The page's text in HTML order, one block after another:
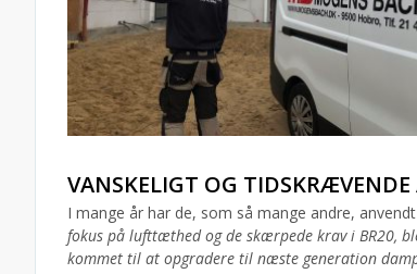
VANSKELIGT OG
I mange år har de, som så mange andre,
fokus på lufttæthed og de skærpede krav i BR20,
kommet til at opgradere til næste generation